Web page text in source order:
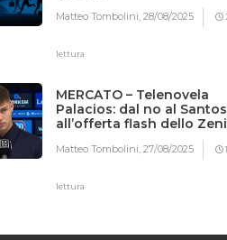
Matteo Tombolini,28/08/2025
lettura
MERCATO – Telenovela
Palacios: dal no al Santos
all’offerta flash dello
Matteo Tombolini,27/08/2025
lettura